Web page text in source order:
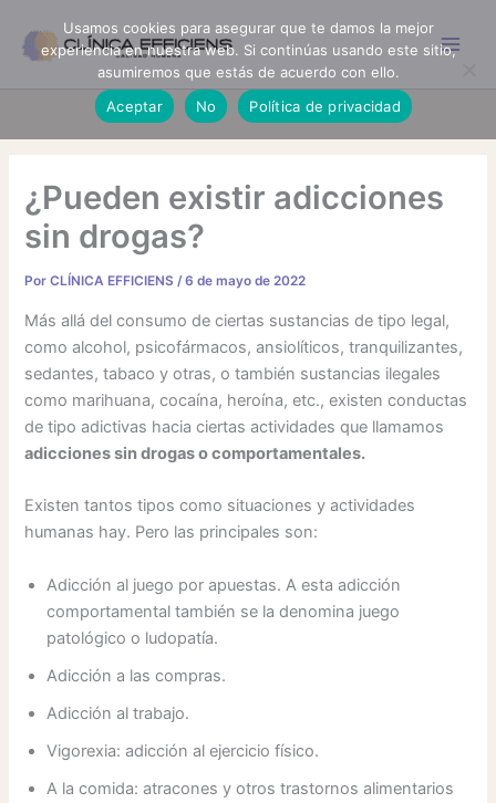
contenido
¿Pueden existir adicciones
sin drogas?
PorCLÍNICA EFFICIENS/6 de mayo de 2022
Más allá del consumo de ciertas sustancias de tipo legal,
como alcohol, psicofármacos, ansiolíticos, tranquilizantes,
sedantes, tabaco y otras, o también sustancias ilegales
como marihuana, cocaína, heroína, etc., existen conductas
de tipo adictivas hacia ciertas actividades que llamamos
adicciones sin drogas o comportamentales.
Existen tantos tipos como situaciones y actividades
humanas hay. Pero las principales son:
Adicción al juego por apuestas. A esta adicción
comportamental también se la denomina juego
patológico o ludopatía.
Adicción a las compras.
Adicción al trabajo.
Vigorexia: adicción al ejercicio físico.
A la comida: atracones y otros trastornos alimentarios
Usamos cookies para asegurar que te damos la mejor
experiencia en nuestra web. Si continúas usando este sitio,
asumiremos que estás de acuerdo con ello.
Aceptar
No Política de privacidad